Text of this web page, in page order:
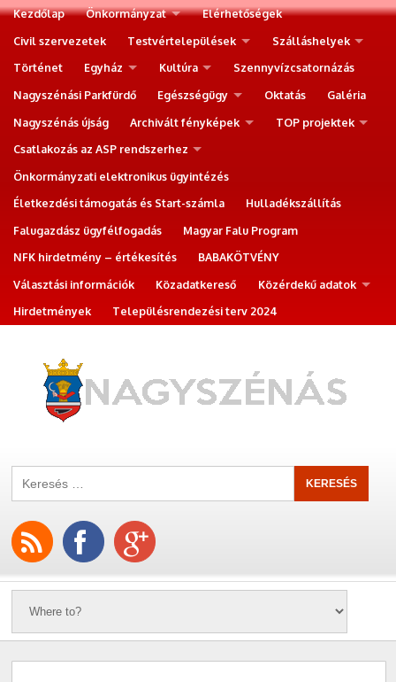
Kezdőlap Önkormányzat
Elérhetőségek
Civil szervezetek
Testvértelepülések
Szálláshelyek
Történet
Egyház Kultúra
Szennyvízcsatornázás
Nagyszénási Parkfürdő
Egészségügy Oktatás
Galéria
Nagyszénás újság
Archivált fényképek
TOP projektek
Csatlakozás az ASP rendszerhez
Önkormányzati elektronikus ügyintézés
Életkezdési támogatás és Start-számla
Hulladékszállítás
Falugazdász ügyfélfogadás
Magyar Falu Program
NFK hirdetmény – értékesítés
BABAKÖTVÉNY
Választási információk
Közadatkereső
Közérdekű adatok
Hirdetmények
Településrendezési terv 2024